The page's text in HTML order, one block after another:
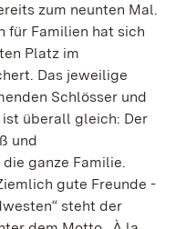
zum neunten Mal.
für Familien hat sich
Platz im
Das jeweilige
Schlösser und
ist überall gleich: Der
und
ganze Familie.
gute Freunde -
steht der